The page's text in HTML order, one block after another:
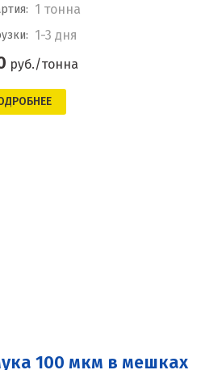
1 тонна
1-3 дня
руб./тонна
100 мкм в мешках